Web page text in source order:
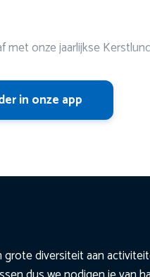
onze jaarlijkse
in onze app
grote diversiteit aan